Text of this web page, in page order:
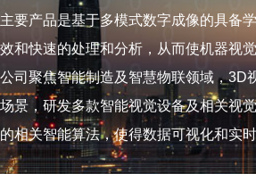
主要产品是基于多模式数字成像的具备
效和快速的处理和分析，从而使机器视
公司聚焦智能制造及智慧物联领域，3D
场景，研发多款智能视觉设备及相关视
的相关智能算法，使得数据可视化和实